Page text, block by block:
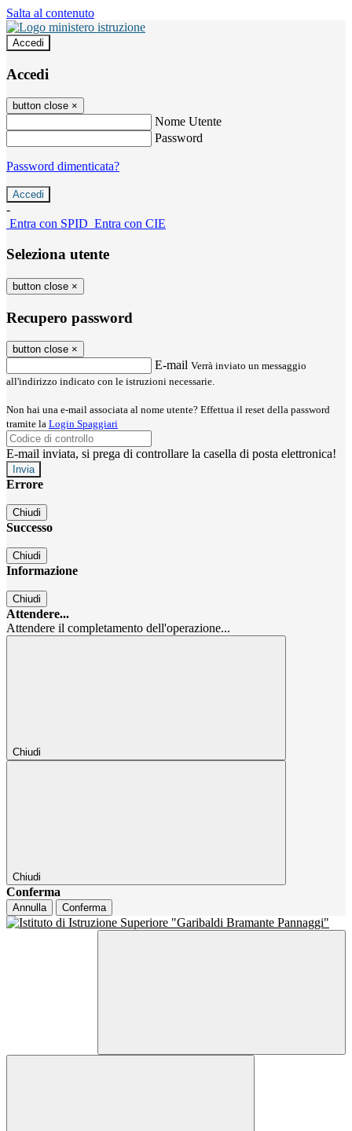
Salta al contenuto
Accedi
Accedi
button close ×
Nome Utente
Password
Password dimenticata?
-
Entra con SPID Entra con CIE
Seleziona utente
button close ×
Recupero password
button close ×
E-mail Verrà inviato un messaggio
all'indirizzo indicato con le istruzioni necessarie.
Non hai una e-mail associata al nome utente? Effettua il reset della password
tramite la Login Spaggiari
E-mail inviata, si prega di controllare la casella di posta elettronica!
Errore
Chiudi
Successo
Chiudi
Informazione
Chiudi
Attendere...
Attendere il completamento dell'operazione...
Chiudi
Chiudi
Conferma
Annulla Conferma